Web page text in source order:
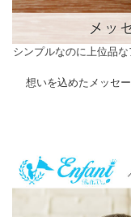
シンプルなのに上位品
想いを込めたメッセ